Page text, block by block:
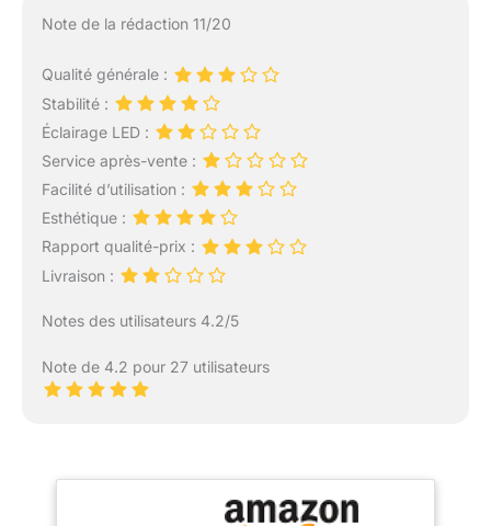
Note de la rédaction 11/20
Qualité générale :
Stabilité :
Éclairage LED :
Service après-vente :
Facilité d’utilisation :
Esthétique :
Rapport qualité-prix :
Livraison :
Notes des utilisateurs 4.2/5
Note de 4.2 pour 27 utilisateurs